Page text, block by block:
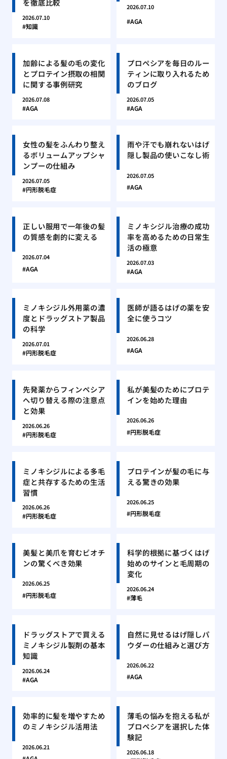
を徹底比較
2026.07.10
知識
2026.07.10
AGA
加齢による髪の毛の変化
とプロテイン摂取の相関
に関する事例研究
2026.07.08
AGA
プロペシアを毎日のルー
ティンに取り入れるため
のブログ
2026.07.05
AGA
女性の髪をふんわり整え
るボリュームアップシャ
ンプーの仕組み
2026.07.05
円形脱毛症
雨や汗でも崩れないはげ
隠し製品の使いこなし術
2026.07.05
AGA
正しい服用で一年後の髪
の質感を劇的に変える
2026.07.04
AGA
ミノキシジル治療の成功
率を高めるための日常生
活の極意
2026.07.03
AGA
ミノキシジル外用薬の濃
度とドラッグストア製品
の科学
2026.07.01
円形脱毛症
医師が語るはげの薬を安
全に使うコツ
2026.06.28
AGA
先発薬からフィンペシア
へ切り替える際の注意点
と効果
2026.06.26
円形脱毛症
私が美髪のためにプロテ
インを始めた理由
2026.06.26
円形脱毛症
ミノキシジルによる多毛
症と共存するための生活
習慣
2026.06.26
円形脱毛症
プロテインが髪の毛に与
える驚きの効果
2026.06.25
円形脱毛症
美髪と美爪を育むビオチ
ンの驚くべき効果
2026.06.25
円形脱毛症
科学的根拠に基づくはげ
始めのサインと毛周期の
変化
2026.06.24
薄毛
ドラッグストアで買える
ミノキシジル製剤の基本
知識
2026.06.24
AGA
自然に見せるはげ隠しパ
ウダーの仕組みと選び方
2026.06.22
AGA
効率的に髪を増やすため
のミノキシジル活用法
2026.06.21
薄毛の悩みを抱える私が
プロペシアを選択した体
験記
2026.06.18